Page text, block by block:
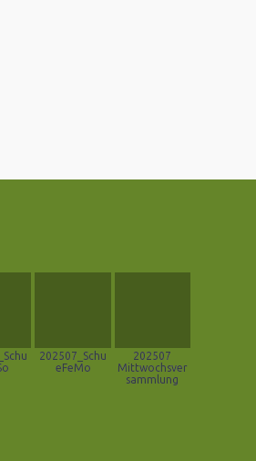
202507_Schu
eFeMo
202507
Mittwochsver
sammlung